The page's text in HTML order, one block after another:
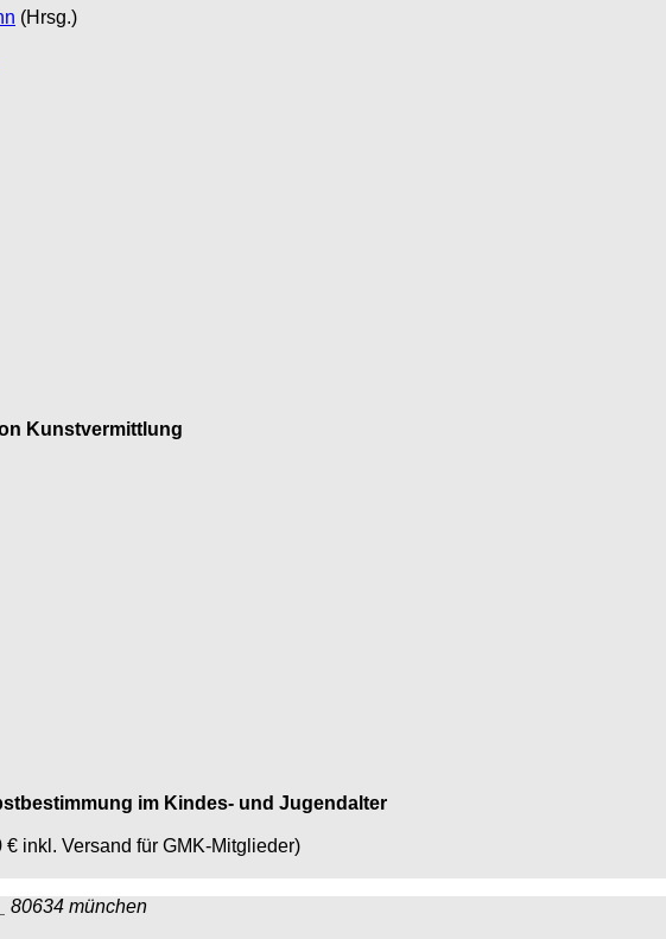
(Hrsg.)
Kunstvermittlung
im Kindes- und Jugendalter
inkl. Versand für GMK-Mitglieder)
80634 münchen